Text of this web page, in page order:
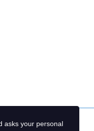
asks your personal